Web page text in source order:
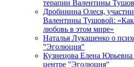
терапии Валентины
Дробинина Олеся,
Валентины Тушовой:
любовь в этом мире»
Наталья Лукашенко о
"Эголюция"
Кузнецова Елена Юрьевна
центре "Эголюция"